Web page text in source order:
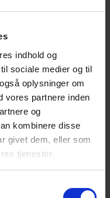
indhold og
sociale medier og til
oplysninger om
vores partnere inden
og
kombinere disse
givet dem, eller som
tjenester.
senest
via link:
557/
du har behov for